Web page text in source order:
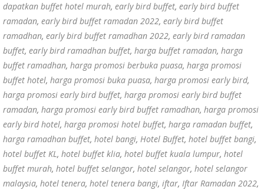
dapatkan buffet hotel murah, early bird buffet, early bird buffet
ramadan, early bird buffet ramadan 2022, early bird buffet
ramadhan, early bird buffet ramadhan 2022, early bird ramadan
buffet, early bird ramadhan buffet, harga buffet ramadan, harga
buffet ramadhan, harga promosi berbuka puasa, harga promosi
buffet hotel, harga promosi buka puasa, harga promosi early bird,
harga promosi early bird buffet, harga promosi early bird buffet
ramadan, harga promosi early bird buffet ramadhan, harga promosi
early bird hotel, harga promosi hotel buffet, harga ramadan buffet,
harga ramadhan buffet, hotel bangi, Hotel Buffet, hotel buffet bangi,
hotel buffet KL, hotel buffet klia, hotel buffet kuala lumpur, hotel
buffet murah, hotel buffet selangor, hotel selangor, hotel selangor
malaysia, hotel tenera, hotel tenera bangi, iftar, Iftar Ramadan 2022,